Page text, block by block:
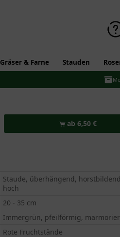
Gräser & Farne Stauden
ab 6,50 €
Staude, überhängend,
hoch
20 - 35 cm
Immergrün, pfeilförmig,
Rote Fruchtstände